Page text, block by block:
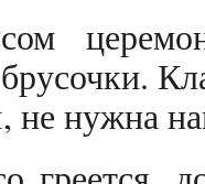
не нужна